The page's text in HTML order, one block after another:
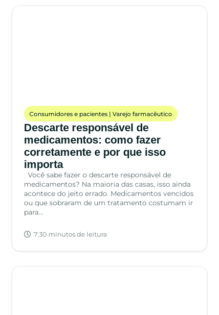
Consumidores e pacientes |Varejo farmacêutico
Descarte responsável de
medicamentos: como fazer
corretamente e por que isso
importa
Você sabe fazer o descarte responsável de
medicamentos? Na maioria das casas, isso ainda
acontece do jeito errado. Medicamentos vencidos
ou que sobraram de um tratamento costumam ir
para…
7:30 minutos de leitura